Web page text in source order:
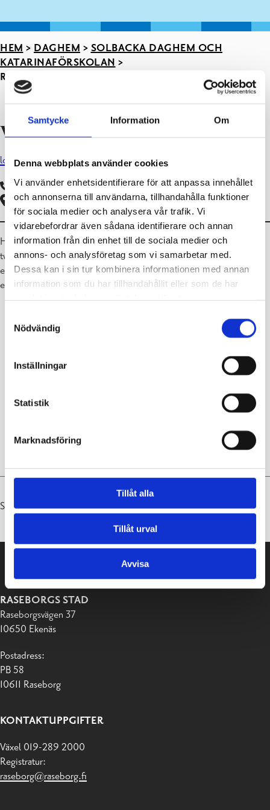
Samtycke Information Om
Denna webbplats använder cookies
Vi använder enhetsidentifierare för att anpassa innehållet
och annonserna till användarna, tillhandahålla funktioner
för sociala medier och analysera vår trafik. Vi
vidarebefordrar även sådana identifierare och annan
information från din enhet till de sociala medier och
annons- och analysföretag som vi samarbetar med.
Dessa kan i sin tur kombinera informationen med annan
information som du har tillhandahållit eller som de har
Nödvändig
Inställningar
Statistik
Marknadsföring
Tillåt alla
Tillåt urval
Avvisa
HEM > DAGHEM > SOLBACKA DAGHEM OCH
KATARINAFÖRSKOLAN >
RUBINEN|KATARINAFÖRSKOLAN
Välkommen till Rubinen!
logga in i Wilmalogga in i peda.net
019 289 2028
Förskolan finns i Katarinaskolan, Nabogatan 18, 10300 Karis
Hos oss finns det 21 yngre rubiner och 4 lite äldre;
två lärare inom småbarnspedagogik,
en barnskötare inom småbarnspedagogik och
en resursbarnskötare inom småbarnspedagogik
Senast uppdaterad 24.11.2025
RASEBORGS STAD
Raseborgsvägen 37
10650 Ekenäs
Postadress:
PB 58
10611 Raseborg
KONTAKTUPPGIFTER
Växel 019-289 2000
Registratur:
raseborg@raseborg.fi